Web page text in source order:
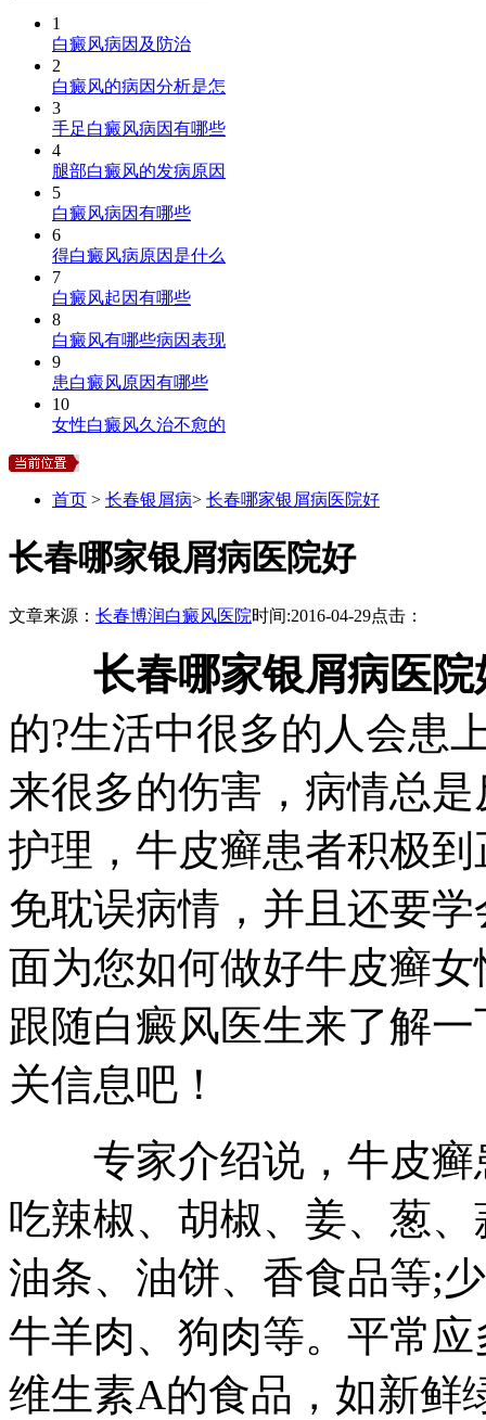
1
白癜风病因及防治
2
白癜风的病因分析是怎
3
手足白癜风病因有哪些
4
腿部白癜风的发病原因
5
白癜风病因有哪些
6
得白癜风病原因是什么
7
白癜风起因有哪些
8
白癜风有哪些病因表现
9
患白癜风原因有哪些
10
女性白癜风久治不愈的
首页 > 长春银屑病> 长春哪家银屑病医院好
长春哪家银屑病医院好
文章来源： 长春博润白癜风医院时间:2016-04-29点击：
长春哪家银屑病医院
的?生活中很多的人会患
来很多的伤害，病情总
护理，牛皮癣患者积极
免耽误病情，并且还要
面为您如何做好牛皮癣
跟随白癜风医生来了解一
关信息吧！
专家介绍说，牛皮癣
吃辣椒、胡椒、姜、葱
油条、油饼、香食品等;
牛羊肉、狗肉等。平常
维生素A的食品，如新鲜